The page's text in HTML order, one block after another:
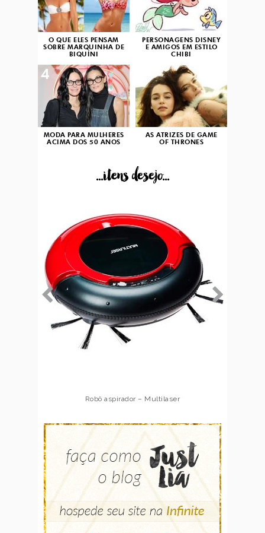
O QUE ELES PENSAM
SOBRE MARQUINHA DE
BIQUÍNI
PERSONAGENS DISNEY
E AMIGOS EM ESTILO
CHIBI
MODA PARA MULHERES
ACIMA DOS 50 ANOS
4
AS ATRIZES DE GAME
OF THRONES
...itens desejo...
Robô aspirador – Multilaser